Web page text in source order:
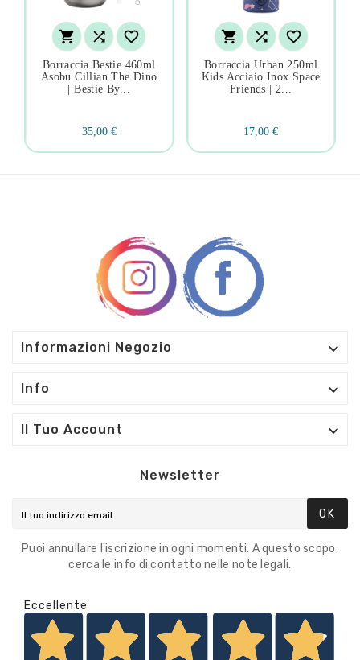
  
Borraccia Bestie 460ml
Asobu Cillian The Dino
| Bestie By...
35,00 €
  
Borraccia Urban 250ml
Kids Acciaio Inox Space
Friends | 2...
17,00 €
Informazioni Negozio 
Info 
Il Tuo Account 
Newsletter
OK
Puoi annullare l'iscrizione in ogni momenti. A questo scopo,
cerca le info di contatto nelle note legali.
Eccellente